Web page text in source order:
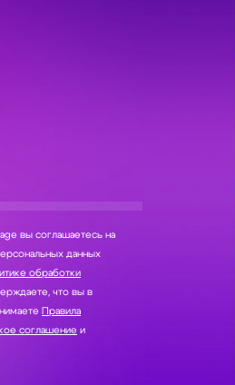
вы соглашаетесь на
обработки
что вы в
Правила
соглашение и